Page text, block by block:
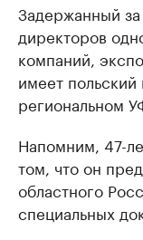
Задержанный за
директоров
компаний,
имеет
региональном
Напомним, 47-
том, что он
областного
специальных